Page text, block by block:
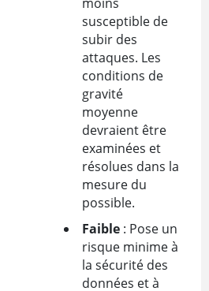
susceptible de
subir des
attaques. Les
conditions de
gravité
moyenne
devraient être
examinées et
résolues dans la
mesure du
possible.
Faible: Pose un
risque minime à
la sécurité des
données et à